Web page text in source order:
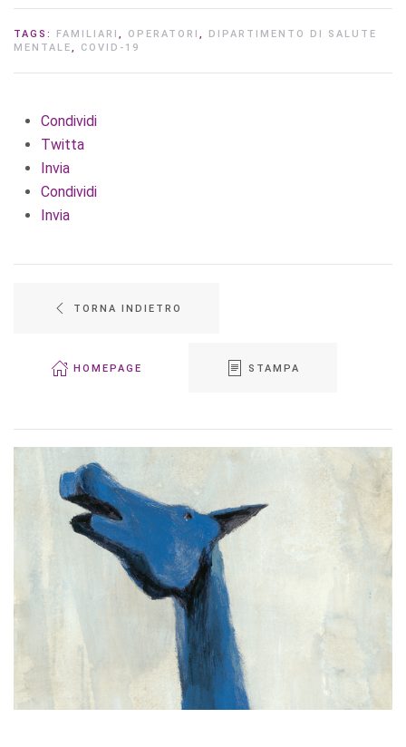
TAGS: FAMILIARI , OPERATORI , DIPARTIMENTO DI SALUTE
MENTALE, COVID-19
Condividi
Twitta
Invia
Condividi
Invia
TORNA INDIETRO
HOMEPAGE STAMPA